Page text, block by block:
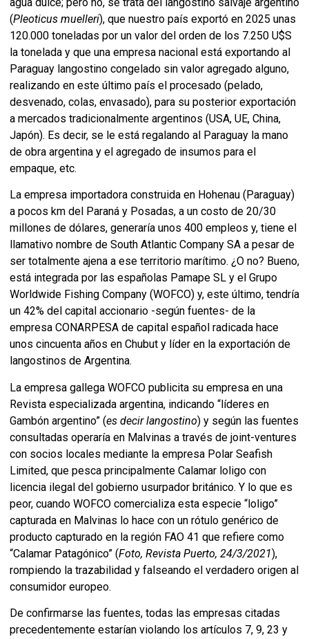
(Pleoticus muelleri), que nuestro país exportó en 2025 unas
120.000 toneladas por un valor del orden de los 7.250 U$S
la tonelada y que una empresa nacional está exportando al
Paraguay langostino congelado sin valor agregado alguno,
realizando en este último país el procesado (pelado,
desvenado, colas, envasado), para su posterior exportación
a mercados tradicionalmente argentinos (USA, UE, China,
Japón). Es decir, se le está regalando al Paraguay la mano
de obra argentina y el agregado de insumos para el
empaque, etc.
La empresa importadora construida en Hohenau (Paraguay)
a pocos km del Paraná y Posadas, a un costo de 20/30
millones de dólares, generaría unos 400 empleos y, tiene el
llamativo nombre de South Atlantic Company SA a pesar de
ser totalmente ajena a ese territorio marítimo. ¿O no? Bueno,
está integrada por las españolas Pamape SL y el Grupo
Worldwide Fishing Company (WOFCO) y, este último, tendría
un 42% del capital accionario -según fuentes- de la
empresa CONARPESA de capital español radicada hace
unos cincuenta años en Chubut y líder en la exportación de
langostinos de Argentina.
La empresa gallega WOFCO publicita su empresa en una
Revista especializada argentina, indicando “líderes en
Gambón argentino” (es decir langostino) y según las fuentes
consultadas operaría en Malvinas a través de joint-ventures
con socios locales mediante la empresa Polar Seafish
Limited, que pesca principalmente Calamar loligo con
licencia ilegal del gobierno usurpador británico. Y lo que es
peor, cuando WOFCO comercializa esta especie “loligo”
capturada en Malvinas lo hace con un rótulo genérico de
producto capturado en la región FAO 41 que refiere como
“Calamar Patagónico” (Foto, Revista Puerto, 24/3/2021),
rompiendo la trazabilidad y falseando el verdadero origen al
consumidor europeo.
De confirmarse las fuentes, todas las empresas citadas
precedentemente estarían violando los artículos 7, 9, 23 y